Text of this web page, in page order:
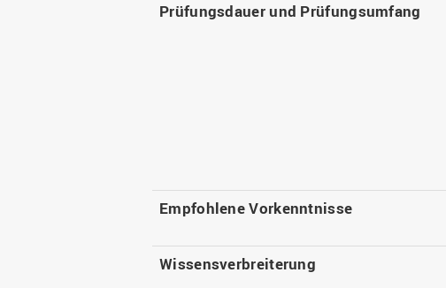
Prüfungsdauer und Prüfungsumfang
Empfohlene Vorkenntnisse
Wissensverbreiterung